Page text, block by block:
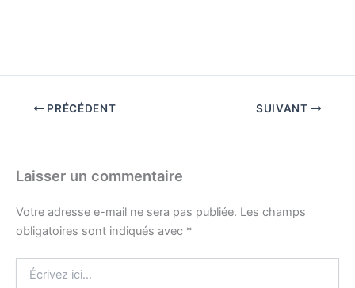
PRÉCÉDENT SUIVANT
Laisser un commentaire
Votre adresse e-mail ne sera pas publiée. Les champs
obligatoires sont indiqués avec *
Écrivez
ici…